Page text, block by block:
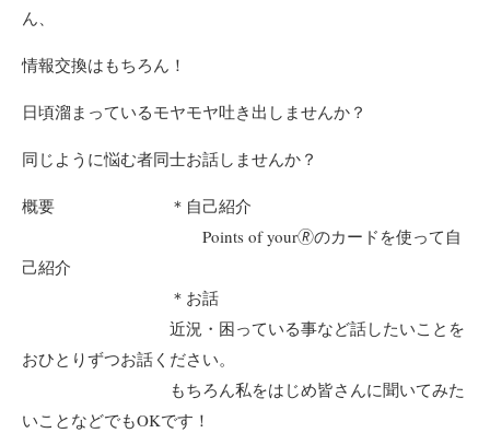
ん、
情報交換はもちろん！
日頃溜まっているモヤモヤ吐き出しませんか？
同じように悩む者同士お話しませんか？
概要 ＊自己紹介
Points of your🄬のカードを使って自
己紹介
＊お話
近況・困っている事など話したいことを
おひとりずつお話ください。
もちろん私をはじめ皆さんに聞いてみた
いことなどでもOKです！